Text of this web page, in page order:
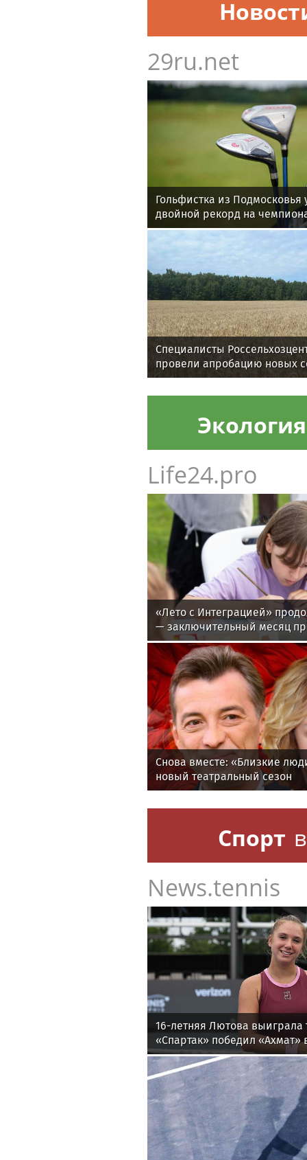
29ru.net
Гольфистка из Подмосковья
двойной рекорд на
Специалисты
провели апробацию новых
Экология
Life24.pro
«Лето с Интеграцией»
— заключительный месяц
Снова вместе: «Близкие
новый театральный сезон
Спорт
News.tennis
16-летняя Лютова выиграла
«Спартак» победил «Ахмат»
утру